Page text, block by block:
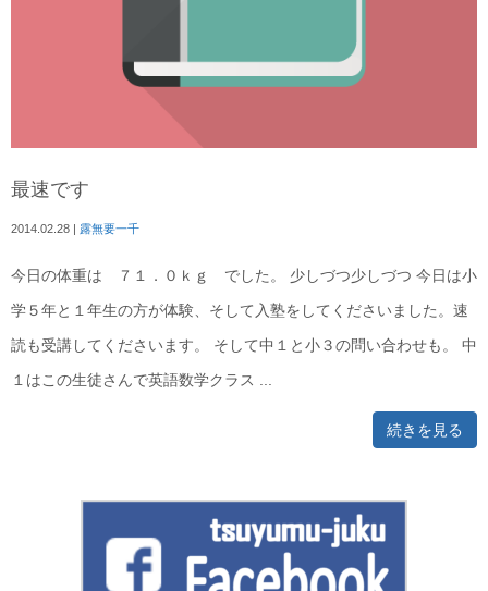
最速です
2014.02.28 | 露無要一千
今日の体重は ７１．０ｋｇ でした。 少しづつ少しづつ 今日は小
学５年と１年生の方が体験、そして入塾をしてくださいました。速
読も受講してくださいます。 そして中１と小３の問い合わせも。 中
１はこの生徒さんで英語数学クラス ...
続きを見る